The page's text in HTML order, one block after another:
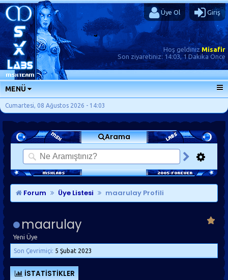
Üye Ol Giriş
Hoş geldinizMisafir
Son ziyaretiniz: 14:03, 1 Dakika Önce
MENÜ
ANA SAYFA
FORUMLAR
SORU-CEVAP
GÜNLÜKLER
SON MESAJLAR
KISAYOLLAR
Cumartesi, 08 Ağustos 2026 - 14:03
Arama
Forum Üye Listesi maarulay Profili
maarulay
Yeni Üye
Son Çevrimiçi: 5 Şubat 2023
İSTATISTIKLER